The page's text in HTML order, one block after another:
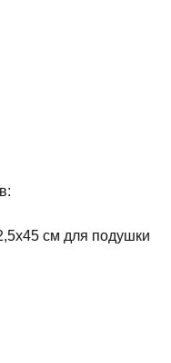
см для подушки